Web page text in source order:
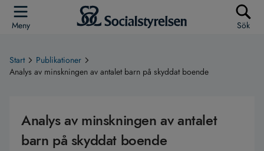
Meny Sök
Start
Publikationer
Analys av minskningen av antalet barn på skyddat boende
Analys av minskningen av antalet
barn på skyddat boende